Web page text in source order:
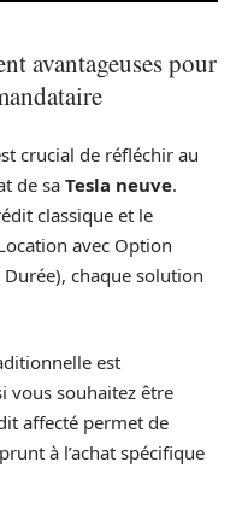
avantageuses pour
crucial de réfléchir au
de saTesla neuve.
classique et le
avec Option
Durée), chaque solution
est
vous souhaitez être
affecté permet de
à l’achat spécifique